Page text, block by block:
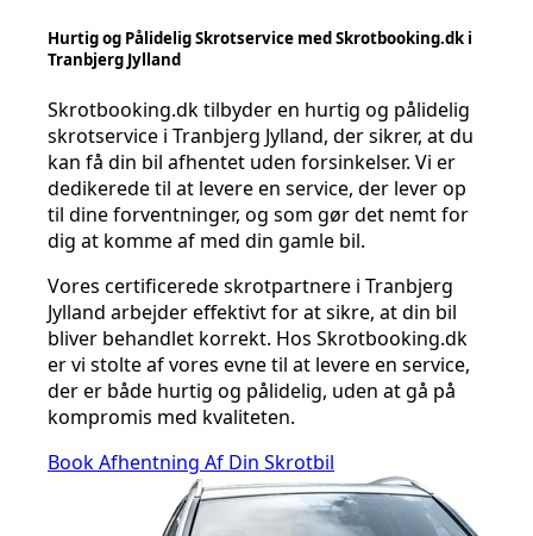
Hurtig og Pålidelig Skrotservice med Skrotbooking.dk i
Tranbjerg Jylland
Skrotbooking.dk tilbyder en hurtig og pålidelig
skrotservice i Tranbjerg Jylland, der sikrer, at du
kan få din bil afhentet uden forsinkelser. Vi er
dedikerede til at levere en service, der lever op
til dine forventninger, og som gør det nemt for
dig at komme af med din gamle bil.
Vores certificerede skrotpartnere i Tranbjerg
Jylland arbejder effektivt for at sikre, at din bil
bliver behandlet korrekt. Hos Skrotbooking.dk
er vi stolte af vores evne til at levere en service,
der er både hurtig og pålidelig, uden at gå på
kompromis med kvaliteten.
Book Afhentning Af Din Skrotbil